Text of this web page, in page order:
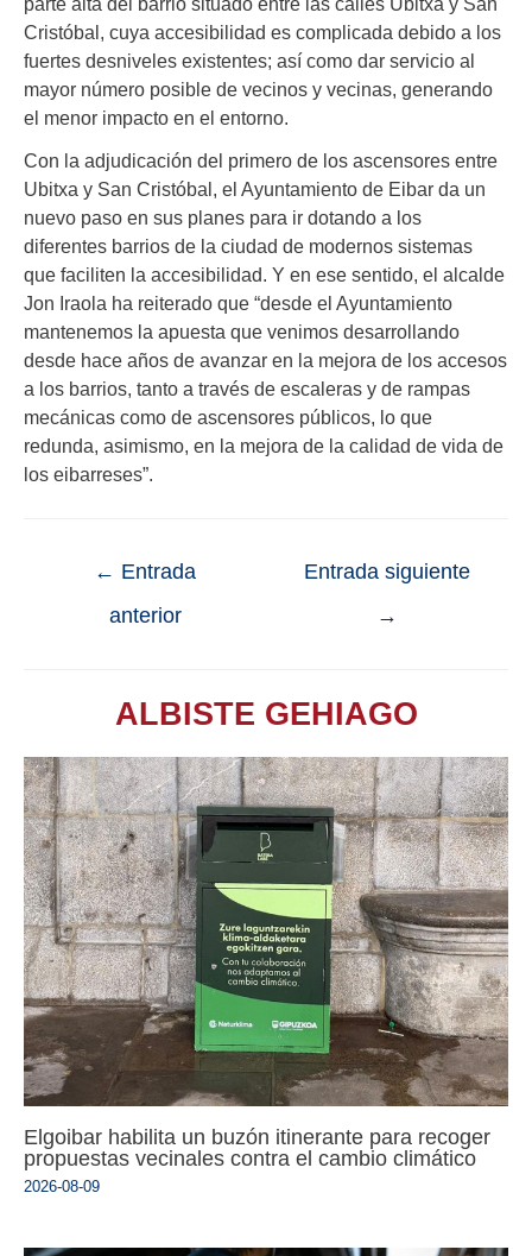
Cristóbal, cuya accesibilidad es complicada debido a los
fuertes desniveles existentes; así como dar servicio al
mayor número posible de vecinos y vecinas, generando
el menor impacto en el entorno.
Con la adjudicación del primero de los ascensores entre
Ubitxa y San Cristóbal, el Ayuntamiento de Eibar da un
nuevo paso en sus planes para ir dotando a los
diferentes barrios de la ciudad de modernos sistemas
que faciliten la accesibilidad. Y en ese sentido, el alcalde
Jon Iraola ha reiterado que “desde el Ayuntamiento
mantenemos la apuesta que venimos desarrollando
desde hace años de avanzar en la mejora de los accesos
a los barrios, tanto a través de escaleras y de rampas
mecánicas como de ascensores públicos, lo que
redunda, asimismo, en la mejora de la calidad de vida de
los eibarreses”.
← Entrada
anterior
Entrada siguiente
→
ALBISTE GEHIAGO
Elgoibar habilita un buzón itinerante para recoger
propuestas vecinales contra el cambio climático
2026-08-09